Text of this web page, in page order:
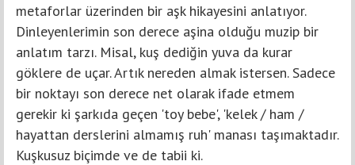
metaforlar üzerinden bir aşk hikayesini anlatıyor.
Dinleyenlerimin son derece aşina olduğu muzip bir
anlatım tarzı. Misal, kuş dediğin yuva da kurar
göklere de uçar. Artık nereden almak istersen. Sadece
bir noktayı son derece net olarak ifade etmem
gerekir ki şarkıda geçen 'toy bebe', 'kelek / ham /
hayattan derslerini almamış ruh' manası taşımaktadır.
Kuşkusuz biçimde ve de tabii ki.